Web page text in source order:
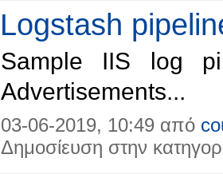
Logstash
Sample IIS log
Advertisements...
03-06-2019, 10:49 από
Δημοσίευση στην